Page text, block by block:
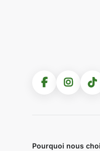
Pourquoi nous